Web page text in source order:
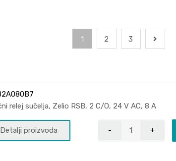
1 2 3
relej sučelja, Zelio RSB, 2 C/O, 24 V AC, 8 A
Detalji proizvoda